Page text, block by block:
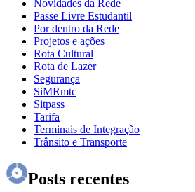
Novidades da Rede
Passe Livre Estudantil
Por dentro da Rede
Projetos e ações
Rota Cultural
Rota de Lazer
Segurança
SiMRmtc
Sitpass
Tarifa
Terminais de Integração
Trânsito e Transporte
Posts recentes